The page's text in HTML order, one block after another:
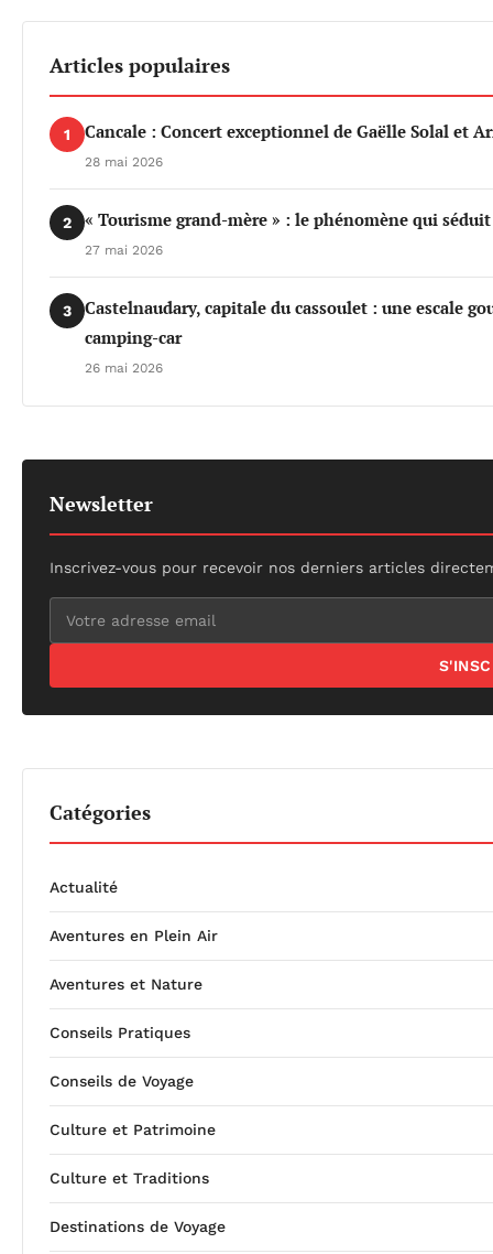
Articles populaires
1 Cancale : Concert exceptionnel de Gaëlle Solal et
28 mai 2026
2 « Tourisme grand-mère » : le phénomène qui
27 mai 2026
3
Castelnaudary, capitale du cassoulet : une escale
camping-car
26 mai 2026
Newsletter
Inscrivez-vous pour recevoir nos derniers articles
Catégories
Actualité
Aventures en Plein Air
Aventures et Nature
Conseils Pratiques
Conseils de Voyage
Culture et Patrimoine
Culture et Traditions
Destinations de Voyage